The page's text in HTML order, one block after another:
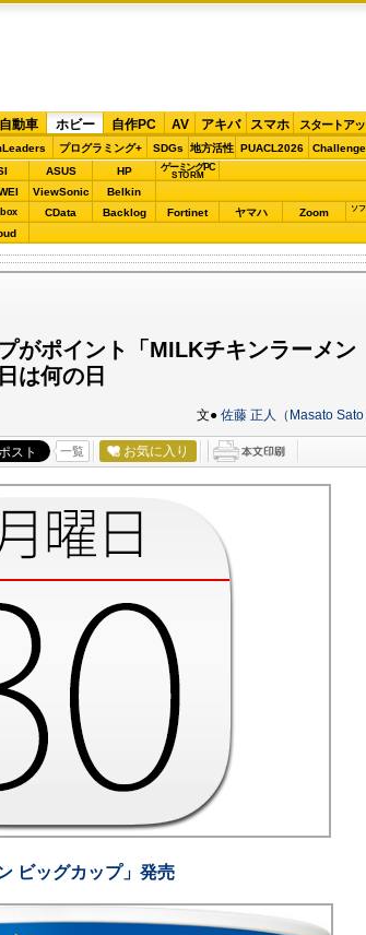
自動車 ホビー 自作PC AV アキバ スマホ スタートア
プログラミング+ SDGs 地方活性 PUACL2026
ASUS HP ゲーミングPC
STORM
ViewSonic Belkin
CData Backlog Fortinet ヤマハ Zoom
ソ
がポイント「MILKチキンラーメン
は何の日
文● 佐藤 正人（Masato Sato
一覧 お気に入り
ビッグカップ」発売